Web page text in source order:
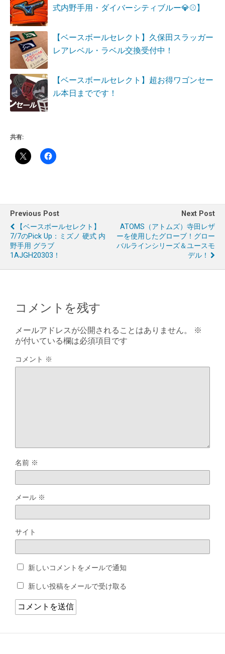
式内野手用・ダイバーシティブルー💎⚾】
【ベースボールセレクト】久保田スラッガー
レアレベル・ラベル交換受付中！
【ベースボールセレクト】超お得ワゴンセー
ル本日までです！
共有:
Previous Post
【ベースボールセレクト】
7/7のPick Up：ミズノ 硬式 内
野手用 グラブ
1AJGH20303！
Next Post
ATOMS（アトムズ）寺田レザ
ーを使用したグローブ！グロー
バルラインシリーズ＆ユースモ
デル！
コメントを残す
メールアドレスが公開されることはありません。
※
が付いている欄は必須項目です
コメント ※
名前 ※
メール ※
サイト
新しいコメントをメールで通知
新しい投稿をメールで受け取る